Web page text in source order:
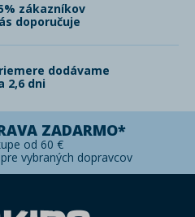
zákazníkov
doporučuje
dodávame
2,6 dni
ZADARMO*
od 60 €
vybraných dopravcov